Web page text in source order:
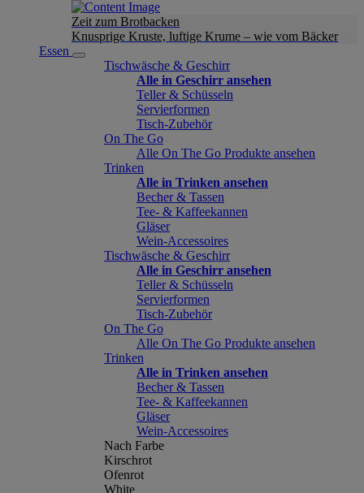
Zeit zum Brotbacken
Knusprige Kruste, luftige Krume – wie vom Bäcker
Essen
Tischwäsche & Geschirr
Alle in Geschirr ansehen
Teller & Schüsseln
Servierformen
Tisch-Zubehör
On The Go
Alle On The Go Produkte ansehen
Trinken
Alle in Trinken ansehen
Becher & Tassen
Tee- & Kaffeekannen
Gläser
Wein-Accessoires
Tischwäsche & Geschirr
Alle in Geschirr ansehen
Teller & Schüsseln
Servierformen
Tisch-Zubehör
On The Go
Alle On The Go Produkte ansehen
Trinken
Alle in Trinken ansehen
Becher & Tassen
Tee- & Kaffeekannen
Gläser
Wein-Accessoires
Nach Farbe
Kirschrot
Ofenrot
White